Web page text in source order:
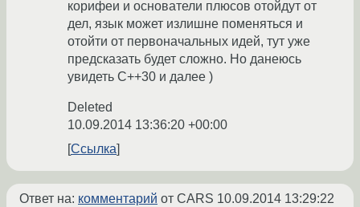
корифеи и основатели плюсов отойдут от
дел, язык может излишне поменяться и
отойти от первоначальных идей, тут уже
предсказать будет сложно. Но данеюсь
увидеть C++30 и далее )
Deleted
10.09.2014 13:36:20 +00:00
Ссылка
Ответ на: комментарий от CARS 10.09.2014 13:29:22